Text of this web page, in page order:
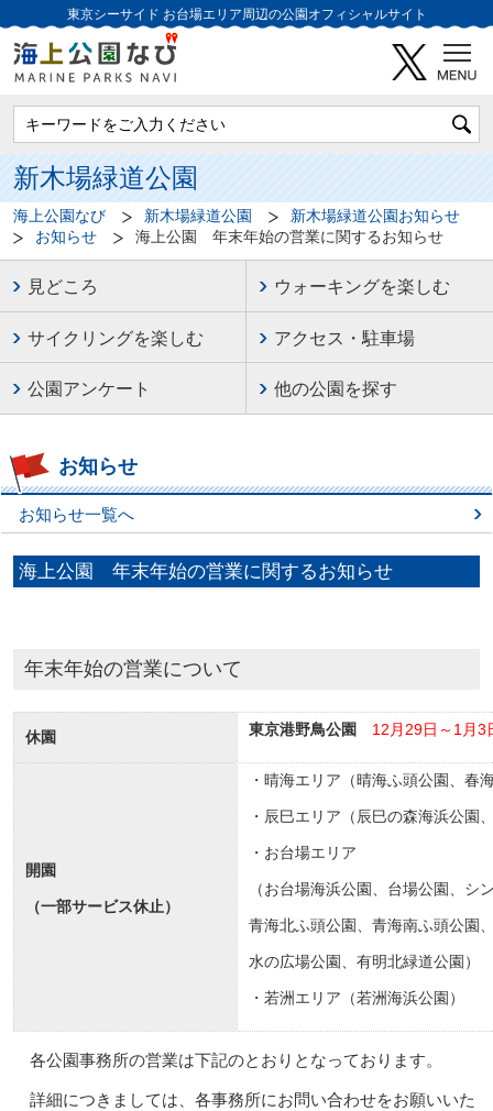
東京シーサイド お台場エリア周辺の公園オフィシャルサイト
新木場緑道公園
海上公園なび 新木場緑道公園
新木場緑道公園お知らせ
お知らせ
海上公園 年末年始の営業に関するお知らせ
見どころ ウォーキングを楽しむ
サイクリングを楽しむ アクセス・駐車場
公園アンケート 他の公園を探す
お知らせ
お知らせ一覧へ
海上公園 年末年始の営業に関するお知らせ
年末年始の営業について
休園 東京港野鳥公園 12月29日～1月
開園
（一部サービス休止）
・晴海エリア（晴海ふ頭公園、春
・辰巳エリア（辰巳の森海浜公園
・お台場エリア
（お台場海浜公園、台場公園、
青海北ふ頭公園、青海南ふ頭公園
水の広場公園、有明北緑道公園）
・若洲エリア（若洲海浜公園）
各公園事務所の営業は下記のとおりとなっております。
詳細につきましては、各事務所にお問い合わせをお願いいた